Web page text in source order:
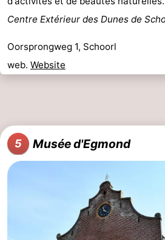
Centre Extérieur des Dunes de
Oorsprongweg 1, Schoorl
web. Website
5 Musée d'Egmond